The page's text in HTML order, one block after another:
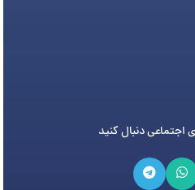
اجتماعی دنبال کنید